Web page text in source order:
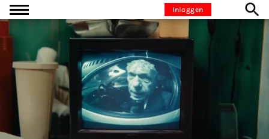
Ga naar inhoudInloggen